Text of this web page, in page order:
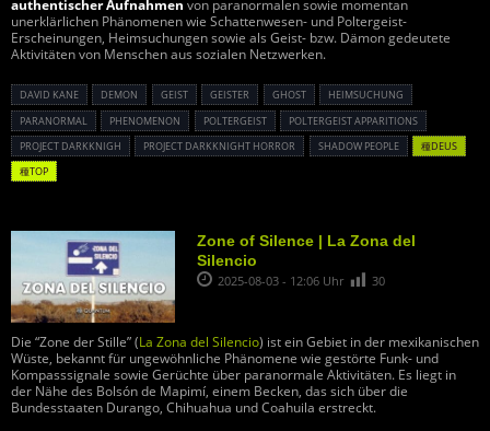
authentischer Aufnahmen von paranormalen sowie momentan
unerklärlichen Phänomenen wie Schattenwesen- und Poltergeist-
Erscheinungen, Heimsuchungen sowie als Geist- bzw. Dämon gedeutete
Aktivitäten von Menschen aus sozialen Netzwerken.
DAVID KANE DEMON GEIST GEISTER GHOST
HEIMSUCHUNG
PARANORMAL
PHENOMENON POLTERGEIST
POLTERGEIST APPARITIONS
PROJECT DARKKNIGH
PROJECT DARKKNIGHT HORROR SHADOW PEOPLE
種DEUS
種TOP
Zone of Silence | La Zona del
Silencio
2025-08-03 - 12:06 Uhr 30
Die “Zone der Stille” (La Zona del Silencio) ist ein Gebiet in der mexikanischen
Wüste, bekannt für ungewöhnliche Phänomene wie gestörte Funk- und
Kompasssignale sowie Gerüchte über paranormale Aktivitäten. Es liegt in
der Nähe des Bolsón de Mapimí, einem Becken, das sich über die
Bundesstaaten Durango, Chihuahua und Coahuila erstreckt.